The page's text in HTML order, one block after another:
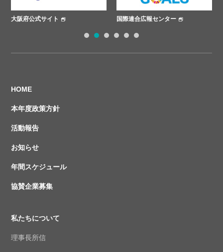
大阪府公式サイト 国際連合広報センター
HOME
本年度政策方針
活動報告
お知らせ
年間スケジュール
協賛企業募集
私たちについて
理事長所信